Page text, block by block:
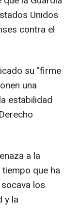
Unidos
contra el
su "firme
una
estabilidad
a la
que ha
los
y la